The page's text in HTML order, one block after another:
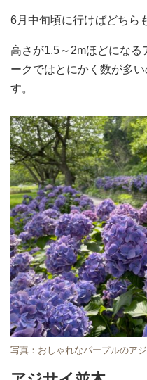
6月中旬頃に行けばどちら
高さが1.5～2mほどにな
ークではとにかく数が多
す。
写真：おしゃれなパープルのア